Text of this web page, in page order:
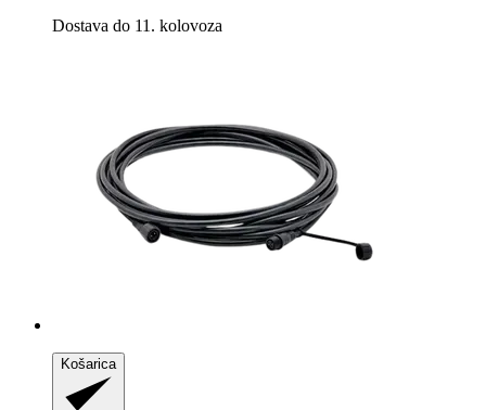
Dostava do 11. kolovoza
Košarica